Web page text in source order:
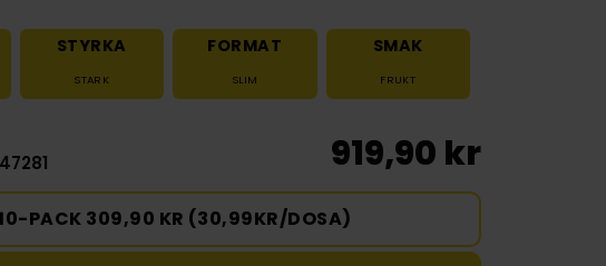
STYRKA
STARK
FORMAT
SLIM
SMAK
FRUKT
919,90 kr
PACK 309,90 KR (30,99KR/DOSA)